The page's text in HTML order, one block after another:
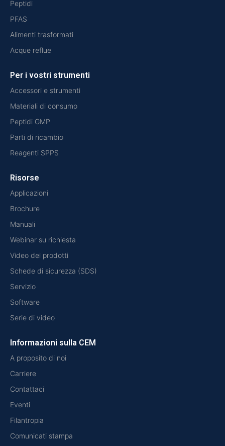
Peptidi
PFAS
Alimenti trasformati
Acque reflue
Per i vostri strumenti
Accessori e strumenti
Materiali di consumo
Peptidi GMP
Parti di ricambio
Reagenti SPPS
Risorse
Applicazioni
Brochure
Manuali
Webinar su richiesta
Video dei prodotti
Schede di sicurezza (SDS)
Servizio
Software
Serie di video
Informazioni sulla CEM
A proposito di noi
Carriere
Contattaci
Eventi
Filantropia
Comunicati stampa